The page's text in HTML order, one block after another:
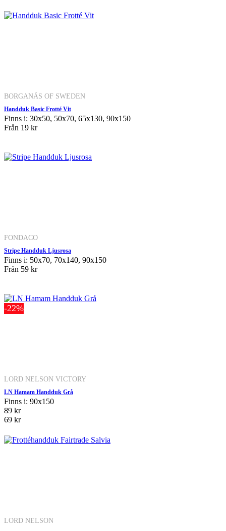
BORGANÄS OF SWEDEN
Handduk Basic Frotté Vit
Finns i: 30x50, 50x70, 65x130, 90x150
Från 19 kr
FONDACO
Stripe Handduk Ljusrosa
Finns i: 50x70, 70x140, 90x150
Från 59 kr
-22%
LORD NELSON VICTORY
LN Hamam Handduk Grå
Finns i: 90x150
89 kr
69 kr
LORD NELSON